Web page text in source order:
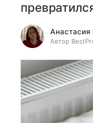
Анастасия
Автор